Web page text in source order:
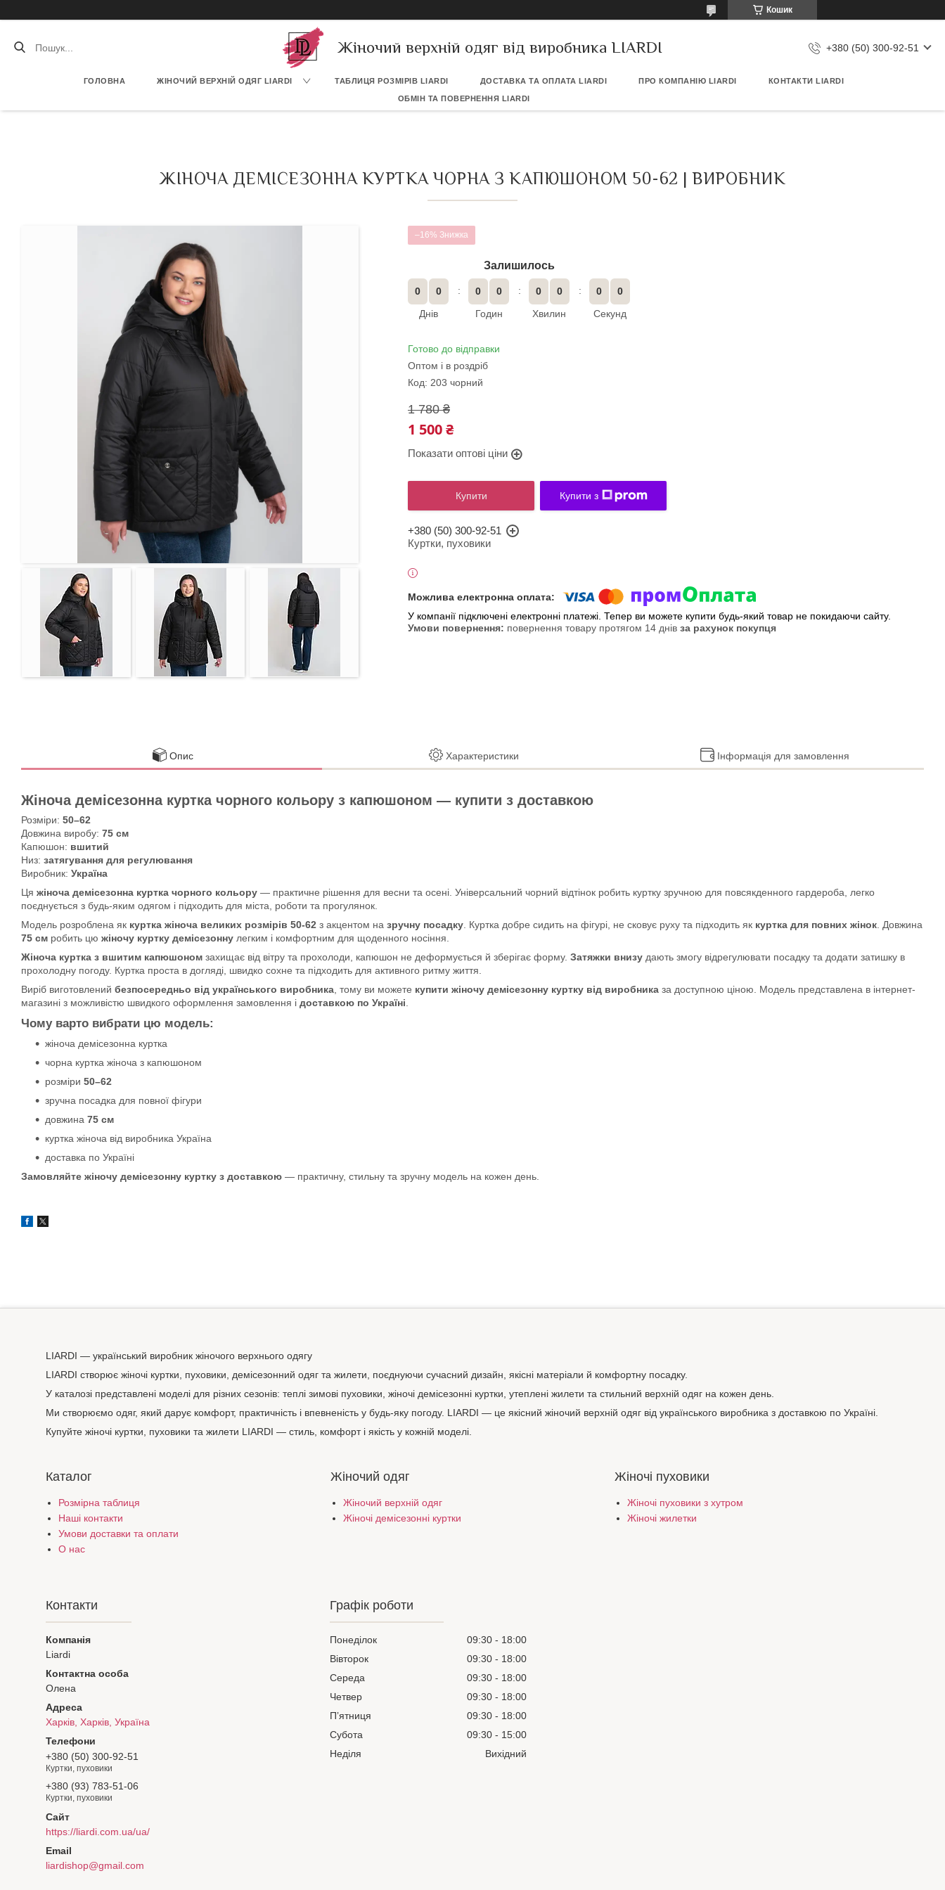
Кошик
Жіночий верхній одяг від виробника LIARDI +380 (50) 300-92-51
ГОЛОВНА ЖІНОЧИЙ ВЕРХНІЙ ОДЯГ LIARDI ТАБЛИЦЯ РОЗМІРІВ LIARDI ДОСТАВКА ТА ОПЛАТА LIARDI ПРО КОМПАНІЮ LIARDI КОНТАКТИ LIARDI
ОБМІН ТА ПОВЕРНЕННЯ LIARDI
ЖІНОЧА ДЕМІСЕЗОННА КУРТКА ЧОРНА З КАПЮШОНОМ 50-62 | ВИРОБНИК
–16%
Залишилось
0
0
Днів
0
0
Годин
0
0
Хвилин
0
0
Секунд
Готово до відправки
Оптом і в роздріб
Код: 203 чорний
1 780 ₴
1 500 ₴
Показати оптові ціни
Купити Купити з
+380 (50) 300-92-51
Куртки, пуховики
У компанії підключені електронні платежі. Тепер ви можете купити будь-який товар не покидаючи сайту.
повернення товару протягом 14 днів за рахунок покупця
Опис Характеристики Інформація для замовлення
Жіноча демісезонна куртка чорного кольору з капюшоном — купити з доставкою
Розміри: 50–62
Довжина виробу: 75 см
Капюшон: вшитий
Низ: затягування для регулювання
Виробник: Україна
Ця жіноча демісезонна куртка чорного кольору — практичне рішення для весни та осені. Універсальний чорний відтінок робить куртку зручною для повсякденного гардероба, легко
поєднується з будь-яким одягом і підходить для міста, роботи та прогулянок.
Модель розроблена як куртка жіноча великих розмірів 50-62 з акцентом на зручну посадку . Куртка добре сидить на фігурі, не сковує руху та підходить як куртка для повних жінок . Довжина
75 см робить цю жіночу куртку демісезонну легким і комфортним для щоденного носіння.
Жіноча куртка з вшитим капюшоном захищає від вітру та прохолоди, капюшон не деформується й зберігає форму. Затяжки внизу дають змогу відрегулювати посадку та додати затишку в
прохолодну погоду. Куртка проста в догляді, швидко сохне та підходить для активного ритму життя.
Виріб виготовлений безпосередньо від українського виробника , тому ви можете купити жіночу демісезонну куртку від виробника за доступною ціною. Модель представлена в інтернет-
магазині з можливістю швидкого оформлення замовлення і доставкою по Україні
Чому варто вибрати цю модель:
жіноча демісезонна куртка
чорна куртка жіноча з капюшоном
розміри 50–62
зручна посадка для повної фігури
довжина 75 см
куртка жіноча від виробника Україна
доставка по Україні
Замовляйте жіночу демісезонну куртку з доставкою — практичну, стильну та зручну модель на кожен день.
LIARDI — український виробник жіночого верхнього одягу
LIARDI створює жіночі куртки, пуховики, демісезонний одяг та жилети, поєднуючи сучасний дизайн, якісні матеріали й комфортну посадку.
У каталозі представлені моделі для різних сезонів: теплі зимові пуховики, жіночі демісезонні куртки, утеплені жилети та стильний верхній одяг на кожен день.
Ми створюємо одяг, який дарує комфорт, практичність і впевненість у будь-яку погоду. LIARDI — це якісний жіночий верхній одяг від українського виробника з доставкою по Україні.
Купуйте жіночі куртки, пуховики та жилети LIARDI — стиль, комфорт і якість у кожній моделі.
Каталог
Розмірна таблиця
Наші контакти
Умови доставки та оплати
О нас
Жіночий одяг
Жіночий верхній одяг
Жіночі демісезонні куртки
Жіночі пуховики
Жіночі пуховики з хутром
Жіночі жилетки
Контакти
Liardi
Олена
Харків, Харків, Україна
+380 (50) 300-92-51
Куртки, пуховики
+380 (93) 783-51-06
Куртки, пуховики
https://liardi.com.ua/ua/
liardishop@gmail.com
Графік роботи
Понеділок 09:30
18:00
Вівторок
09:30
18:00
Середа
09:30
18:00
Четвер
09:30
18:00
Пʼятниця
09:30
18:00
Субота
09:30
15:00
Неділя
Вихідний